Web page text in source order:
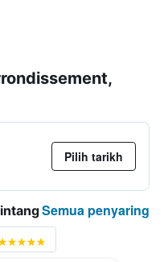
Pilih tarikh
Semua penyaring